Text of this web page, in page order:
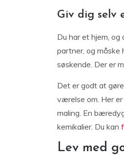
Giv dig selv
Du har et hjem, og
partner, og måske
søskende. Der er
Det er godt at
værelse om. Her
maling. En
kemikalier. Du kan
Lev med